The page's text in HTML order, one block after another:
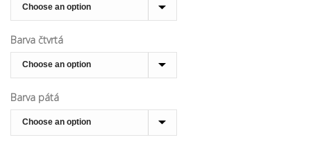
Barva čtvrtá
Barva pátá